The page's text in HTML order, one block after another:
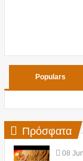
Populars
Πρόσφατα
08 Jun